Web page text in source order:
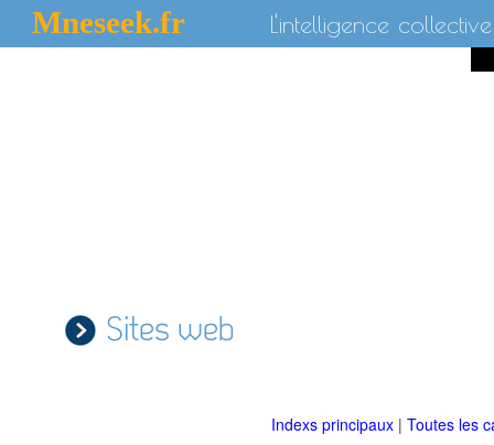
Mneseek.fr L'intelligence collective
Sites web
Indexs principaux | Toutes les